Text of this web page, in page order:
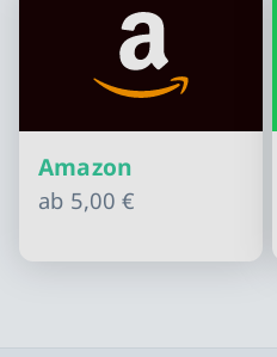
Amazon
ab 5,00 €